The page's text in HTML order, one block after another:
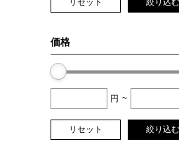
リセット 絞り込む
価格
円 ~
リセット 絞り込む